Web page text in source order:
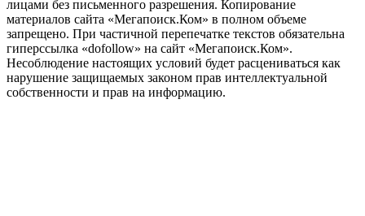
лицами без письменного разрешения. Копирование
материалов сайта «Мегапоиск.Ком» в полном объеме
запрещено. При частичной перепечатке текстов обязательна
гиперссылка «dofollow» на сайт «Мегапоиск.Ком».
Несоблюдение настоящих условий будет расцениваться как
нарушение защищаемых законом прав интеллектуальной
собственности и прав на информацию.